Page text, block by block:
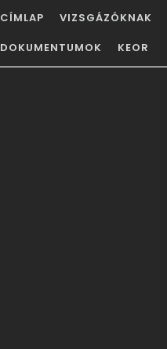
FŐ
NAVIGÁCIÓ
CÍMLAP VIZSGÁZÓKNAK
DOKUMENTUMOK
KEOR